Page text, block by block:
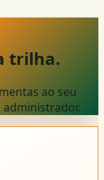
trilha.
ao seu
administrador.